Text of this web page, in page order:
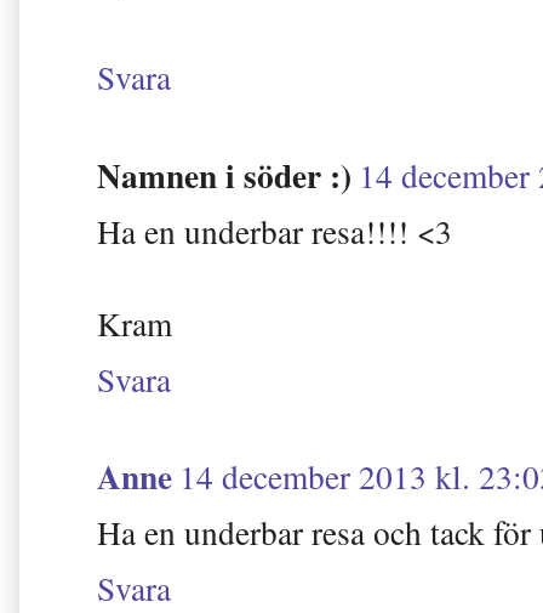
Svara
Namnen i söder :) 14
Ha en underbar resa!!!! <3
Kram
Svara
Anne 14 december 2013 kl.
Ha en underbar resa och tack
Svara